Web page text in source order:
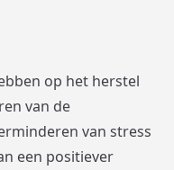
op het herstel
van de
van stress
een positiever